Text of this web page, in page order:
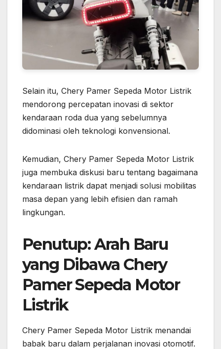
Selain itu, Chery Pamer Sepeda Motor Listrik
mendorong percepatan inovasi di sektor
kendaraan roda dua yang sebelumnya
didominasi oleh teknologi konvensional.
Kemudian, Chery Pamer Sepeda Motor Listrik
juga membuka diskusi baru tentang bagaimana
kendaraan listrik dapat menjadi solusi mobilitas
masa depan yang lebih efisien dan ramah
lingkungan.
Penutup: Arah Baru
yang Dibawa Chery
Pamer Sepeda Motor
Listrik
Chery Pamer Sepeda Motor Listrik menandai
babak baru dalam perjalanan inovasi otomotif.